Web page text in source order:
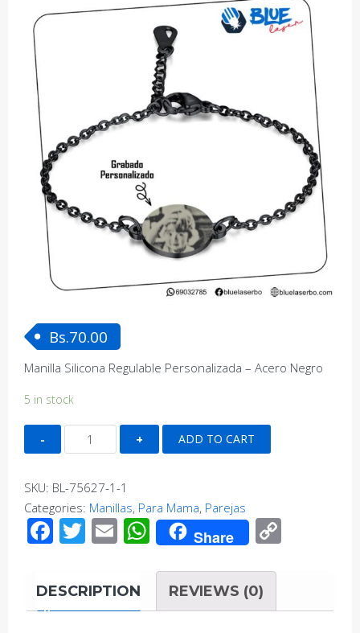
Bs.70.00
Manilla Silicona Regulable Personalizada – Acero Negro
5 in stock
Pulsera
Cadena
con
Dije
Circular
Negro
quantity
ADD TO CART
SKU: BL-75627-1-1
Categories: Manillas, Para Mama, Parejas
Facebook
Twitter
EmailWhatsApp
Share
DESCRIPTION REVIEWS (0)